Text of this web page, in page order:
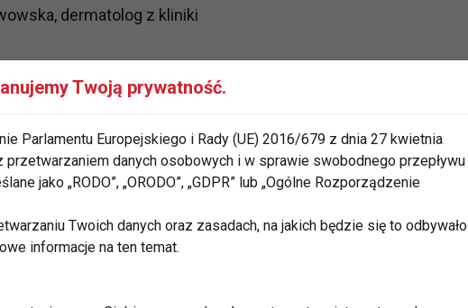
dermatolog z kliniki
jest przedmiotem badań,
jedzenie i nabiał mogą
kosmetyki mogą również
„niekomedogenne” i
stałym elementem
Twoją prywatność.
Parlamentu Europejskiego i Rady (UE) 2016/679 z dnia 27 kwietnia
danych osobowych i w sprawie swobodnego przepływu
jako „RODO”, „ORODO”, „GDPR” lub „Ogólne Rozporządzenie
Twoich danych oraz zasadach, na jakich będzie się to odbywało
informacje na ten temat.